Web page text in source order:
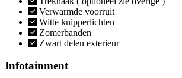
Verwarmde voorruit
Witte knipperlichten
Zomerbanden
Zwart delen exterieur
Infotainment